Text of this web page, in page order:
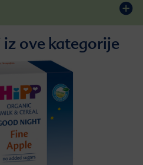
ove kategorije